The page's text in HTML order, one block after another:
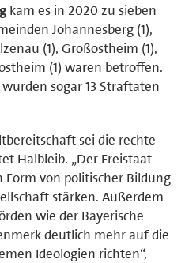
kam es in 2020 zu sieben
Johannesberg (1),
(1), Großostheim (1),
(1) waren betroffen.
wurden sogar 13 Straftaten
sei die rechte
Halbleib. „Der Freistaat
von politischer Bildung
stärken. Außerdem
wie der Bayerische
deutlich mehr auf die
Ideologien richten“,